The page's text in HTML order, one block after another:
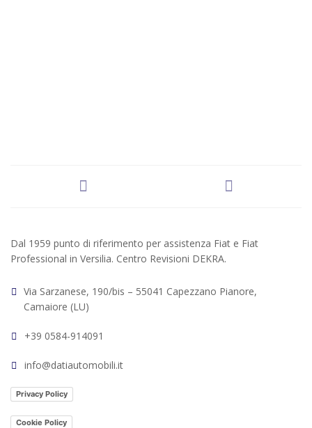
Dal 1959 punto di riferimento per assistenza Fiat e Fiat
Professional in Versilia. Centro Revisioni DEKRA.
Via Sarzanese, 190/bis – 55041 Capezzano Pianore,
Camaiore (LU)
+39 0584-914091
info@datiautomobili.it
Privacy Policy
Cookie Policy